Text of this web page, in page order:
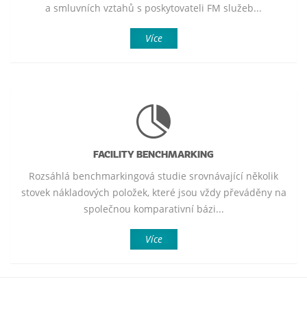
a smluvních vztahů s poskytovateli FM služeb...
Více
FACILITY BENCHMARKING
Rozsáhlá benchmarkingová studie srovnávající několik
stovek nákladových položek, které jsou vždy převáděny na
společnou komparativní bázi...
Více